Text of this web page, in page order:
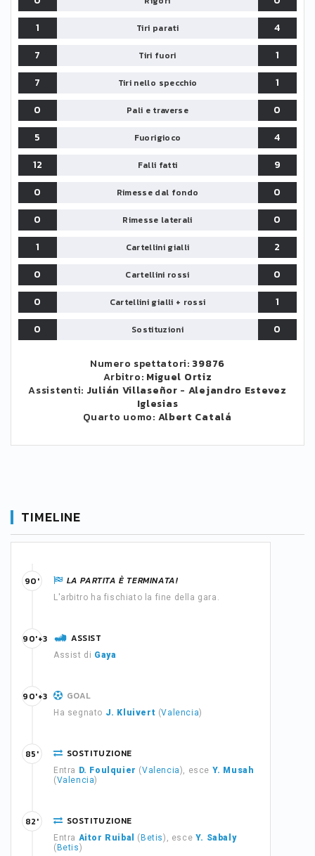
1
Tiri parati
4
7
Tiri fuori
1
7
Tiri nello specchio
1
0
Pali e traverse
0
5
Fuorigioco
4
12
Falli fatti
9
0
Rimesse dal fondo
0
0
Rimesse laterali
0
1
Cartellini gialli
2
0
Cartellini rossi
0
0
Cartellini gialli + rossi
1
0
Sostituzioni 0
Numero spettatori: 39876
Arbitro: Miguel Ortiz
Assistenti: Julián Villaseñor - Alejandro Estevez
Iglesias
Quarto uomo: Albert Catalá
TIMELINE
LA PARTITA È TERMINATA!
L'arbitro ha fischiato la fine della gara.
90'
ASSIST
Assist di Gaya
90'+3
GOAL
Ha segnato J. Kluivert (Valencia)
90'+3
SOSTITUZIONE
Entra D. Foulquier (Valencia), esce Y. Musah
(Valencia)
85'
SOSTITUZIONE
Entra Aitor Ruibal ( Betis), esce Y. Sabaly
( Betis)
82'